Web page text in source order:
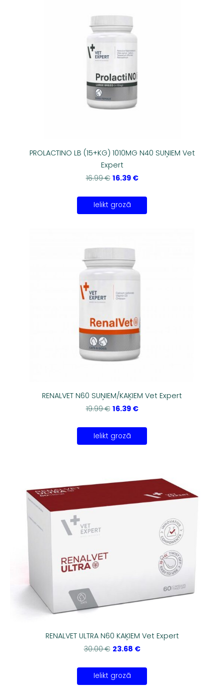
PROLACTINO LB (15+KG) 1010MG N40 SUŅIEM Vet
Expert
16.99 € 16.39 €
Ielikt grozā
RENALVET N60 SUŅIEM/KAĶIEM Vet Expert
19.99 € 16.39 €
Ielikt grozā
RENALVET ULTRA N60 KAĶIEM Vet Expert
30.00 € 23.68 €
Ielikt grozā